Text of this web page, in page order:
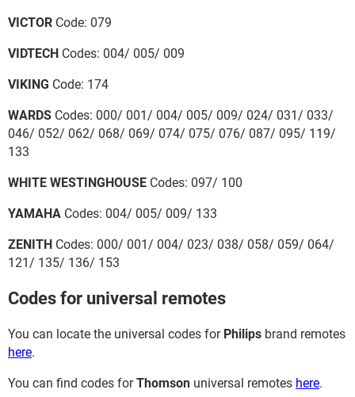
VICTOR Code: 079
VIDTECH Codes: 004/ 005/ 009
VIKING Code: 174
WARDS Codes: 000/ 001/ 004/ 005/ 009/ 024/ 031/ 033/
046/ 052/ 062/ 068/ 069/ 074/ 075/ 076/ 087/ 095/ 119/
133
WHITE WESTINGHOUSE Codes: 097/ 100
YAMAHA Codes: 004/ 005/ 009/ 133
ZENITH Codes: 000/ 001/ 004/ 023/ 038/ 058/ 059/ 064/
121/ 135/ 136/ 153
Codes for universal remotes
You can locate the universal codes for Philips brand remotes
here.
You can find codes forThomson universal remotes here.